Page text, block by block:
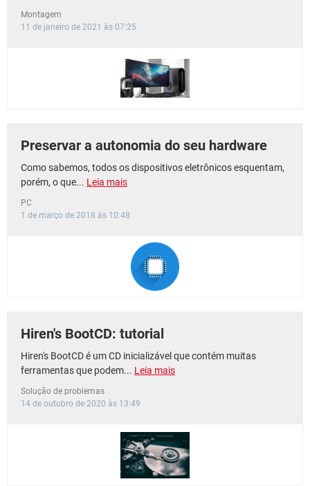
Montagem
11 de janeiro de 2021 às 07:25
Preservar a autonomia do seu hardware
Como sabemos, todos os dispositivos eletrônicos esquentam,
porém, o que... Leia mais
PC
1 de março de 2018 às 10:48
Hiren's BootCD: tutorial
Hiren's BootCD é um CD inicializável que contém muitas
ferramentas que podem... Leia mais
Solução de problemas
14 de outubro de 2020 às 13:49